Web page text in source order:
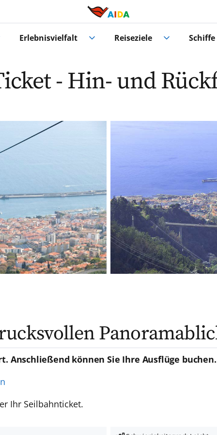
Erlebnisvielfalt Reiseziele Schiffe
- Hin- und
Anschließend können Sie Ihre Ausflüge buchen.
Ihr Seilbahnticket.